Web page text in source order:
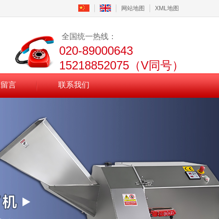
网站地图 XML地图
全国统一热线：
020-89000643
15218852075（V同号）
言 联系我们